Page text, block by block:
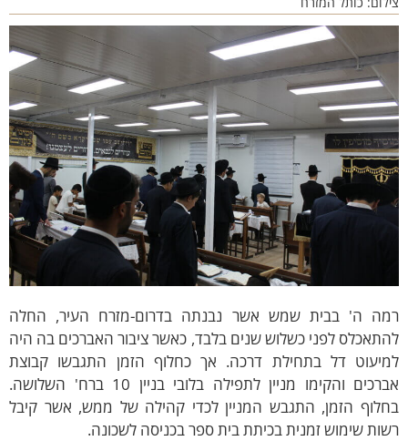
ה' בבית שמש אשר נבנתה בדרום-מזרח העיר, החלה
לפני כשלוש שנים בלבד, כאשר ציבור האברכים בה היה
דל בתחילת דרכה. אך כחלוף הזמן התגבשו קבוצת
אברכים והקימו מניין לתפילה בלובי בניין 10 ברח' השלושה.
הזמן, התגבש המניין לכדי קהילה של ממש, אשר קיבל
שימוש זמנית בכיתת בית ספר בכניסה לשכונה.